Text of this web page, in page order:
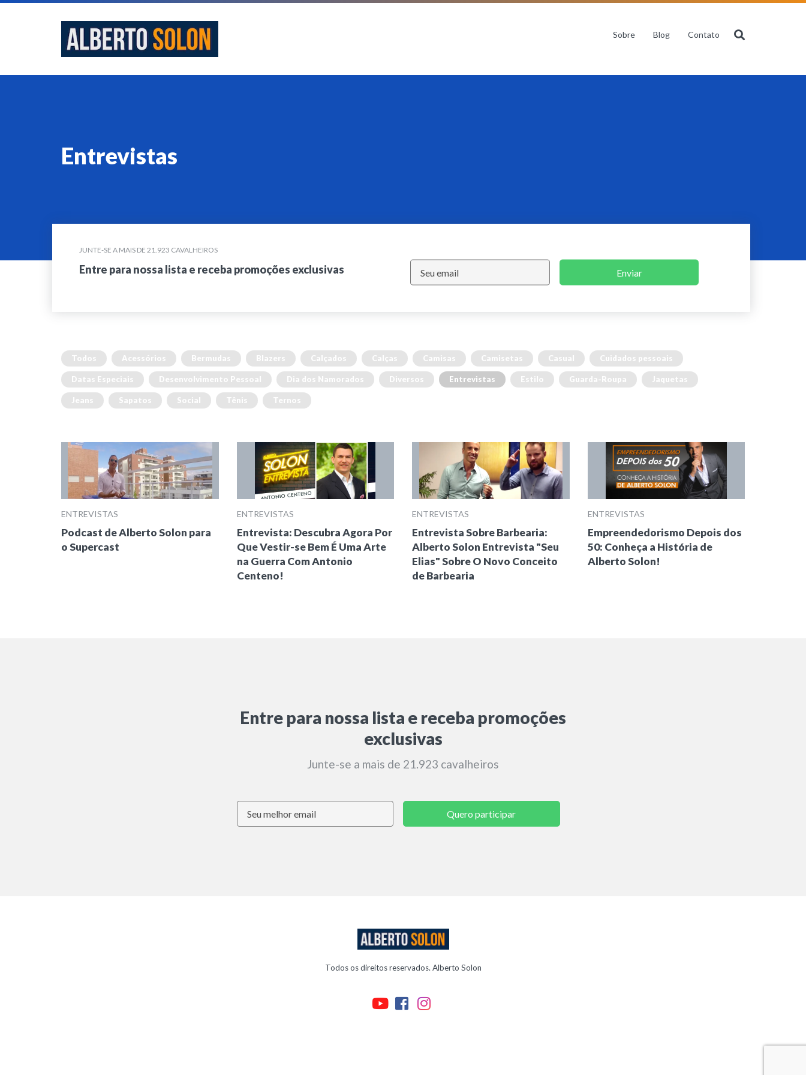
Sobre Blog Contato
Entrevistas
JUNTE-SE A MAIS DE 21.923 CAVALHEIROS
Entre para nossa lista e receba promoções exclusivas Enviar
Todos Acessórios Bermudas Blazers Calçados Calças Camisas Camisetas Casual Cuidados pessoais
Datas Especiais Desenvolvimento Pessoal Dia dos Namorados Diversos Entrevistas Estilo Guarda-Roupa Jaquetas
Jeans Sapatos Social Tênis Ternos
ENTREVISTAS
Podcast de Alberto Solon para
o Supercast
ENTREVISTAS
Entrevista: Descubra Agora Por
Que Vestir-se Bem É Uma Arte
na Guerra Com Antonio
Centeno!
ENTREVISTAS
Entrevista Sobre Barbearia:
Alberto Solon Entrevista "Seu
Elias" Sobre O Novo Conceito
de Barbearia
ENTREVISTAS
Empreendedorismo Depois dos
50: Conheça a História de
Alberto Solon!
Entre para nossa lista e receba promoções
exclusivas
Junte-se a mais de 21.923 cavalheiros
Quero participar
Todos os direitos reservados. Alberto Solon